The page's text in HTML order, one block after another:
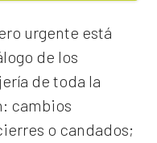
urgente está
de los
de toda la
cambios
o candados;